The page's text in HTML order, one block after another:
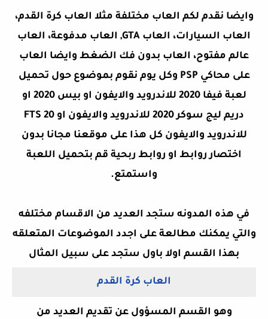
وايضا نقدم لكم العاب مختلفة مثلا العاب كرة القدم،
العاب السيارات، العاب GTA, العاب مدفوعة، العاب
عالم مفتوح، العاب بدون فك الضغط وايضا العاب
على محاكي PSP وكل يوم نقوم بموضوع حول تحميل
لعبة فيفا 2020 للاندرويد والايفون او بيس 2020 او
دريم ليج سوكر 2020 للاندرويد والايفون او FTS 20
للاندرويد والايفون كل هذا على موقعنا مجانا بدون
اختصار روابط او روابط ربحية قم بتحميل اللعبة
واستمتع.
في هذه المدونه ستجد العديد من الاقسام مختلفه
والتي يمكنك مطالعة على اجدد الموضوعات المتعلقه
بهذا القسم اولا باول ستجد على سبيل المثال
العاب كرة القدم
وهو القسم المسؤول عن تقديم العديد من